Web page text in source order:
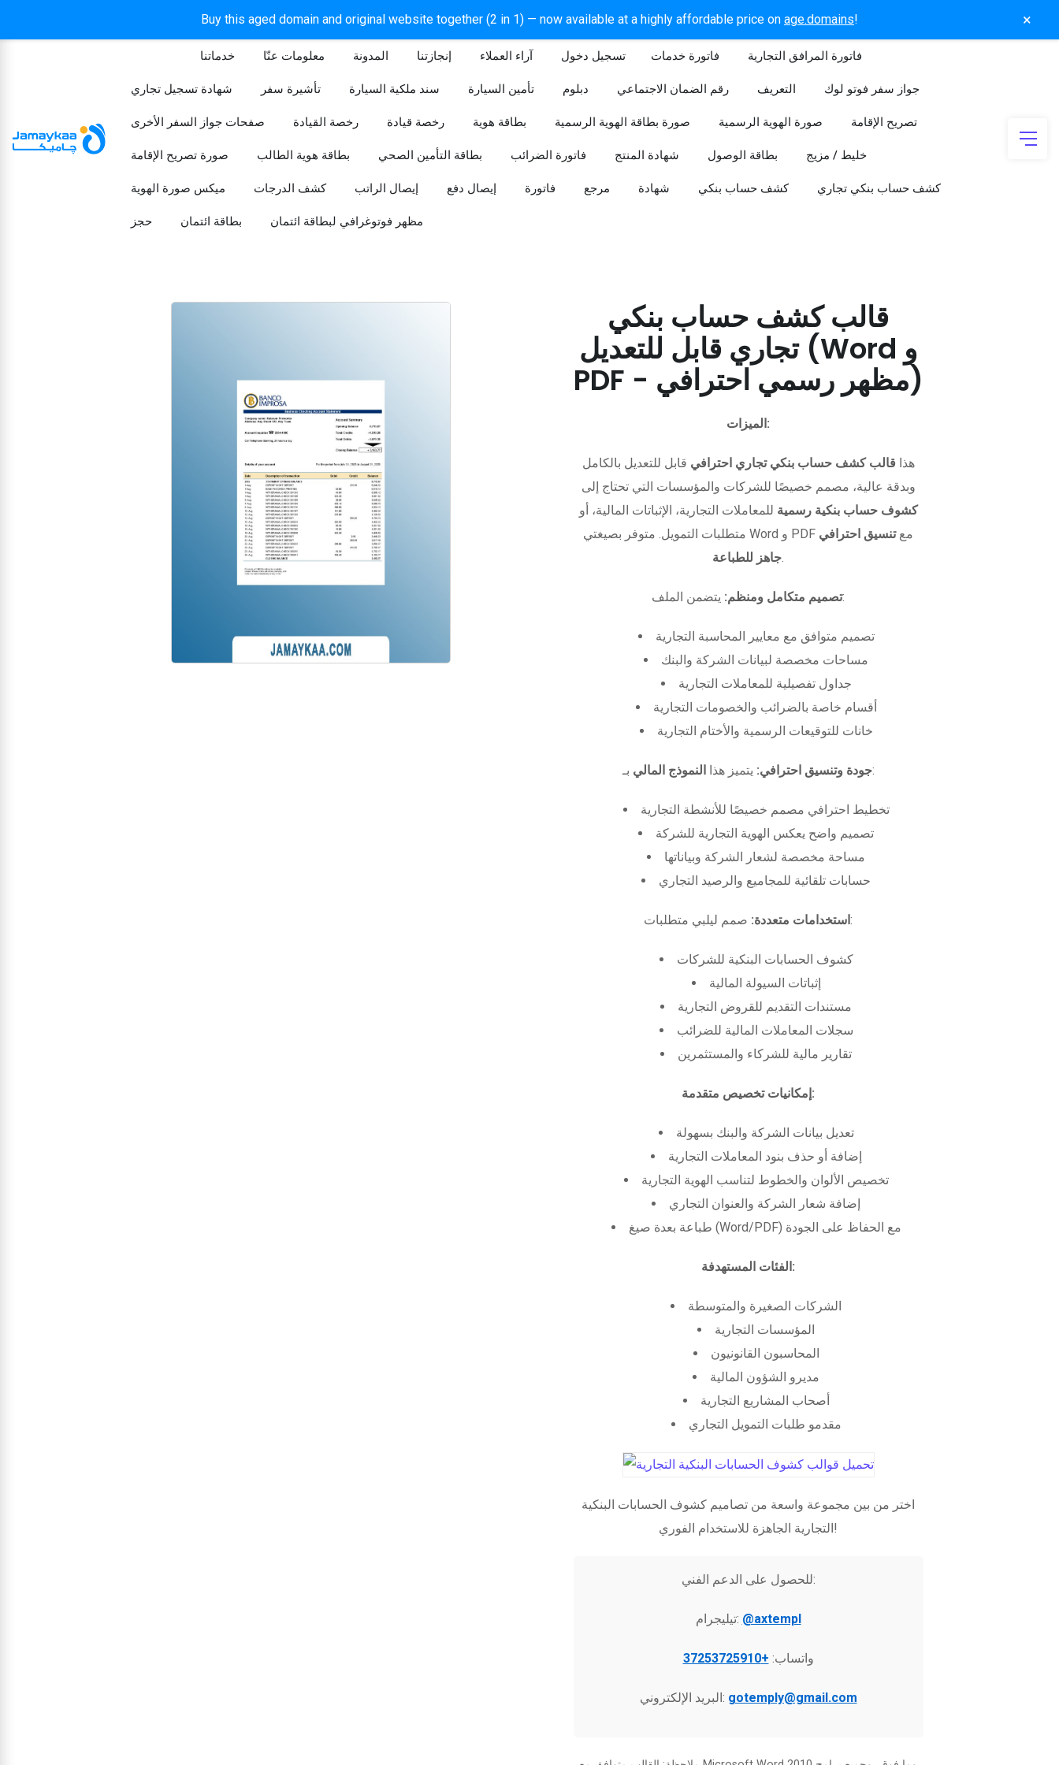
Buy this aged domain and original website together (2 in 1) — now available at a highly affordable price on age.domains! ×
خدماتنا معلومات عنّا المدونة إنجازتنا آراء العملاء تسجيل دخول​ فاتورة خدمات فاتورة المرافق التجارية
شهادة تسجيل تجاري تأشيرة سفر سند ملكية السيارة تأمين السيارة دبلوم رقم الضمان الاجتماعي التعريف جواز سفر فوتو لوك
صفحات جواز السفر الأخرى رخصة القيادة رخصة قيادة بطاقة هوية صورة بطاقة الهوية الرسمية صورة الهوية الرسمية تصريح الإقامة
صورة تصريح الإقامة بطاقة هوية الطالب بطاقة التأمين الصحي فاتورة الضرائب شهادة المنتج بطاقة الوصول خليط / مزيج
ميكس صورة الهوية كشف الدرجات إيصال الراتب إيصال دفع فاتورة مرجع شهادة كشف حساب بنكي كشف حساب بنكي تجاري
حجز بطاقة ائتمان مظهر فوتوغرافي لبطاقة ائتمان
قالب كشف حساب بنكي
تجاري قابل للتعديل (Word و
PDF - مظهر رسمي احترافي)
الميزات:
هذا قالب كشف حساب بنكي تجاري احترافي قابل للتعديل بالكامل
وبدقة عالية، مصمم خصيصًا للشركات والمؤسسات التي تحتاج إلى
كشوف حساب بنكية رسمية للمعاملات التجارية، الإثباتات المالية، أو
متطلبات التمويل. متوفر بصيغتي Word و PDF معتنسيق احترافي
جاهز للطباعة.
تصميم متكامل ومنظم:يتضمن الملف:
تصميم متوافق مع معايير المحاسبة التجارية
مساحات مخصصة لبيانات الشركة والبنك
جداول تفصيلية للمعاملات التجارية
أقسام خاصة بالضرائب والخصومات التجارية
خانات للتوقيعات الرسمية والأختام التجارية
جودة وتنسيق احترافي: يتميز هذا النموذج المالي بـ:
تخطيط احترافي مصمم خصيصًا للأنشطة التجارية
تصميم واضح يعكس الهوية التجارية للشركة
مساحة مخصصة لشعار الشركة وبياناتها
حسابات تلقائية للمجاميع والرصيد التجاري
استخدامات متعددة:صمم ليلبي متطلبات:
كشوف الحسابات البنكية للشركات
إثباتات السيولة المالية
مستندات التقديم للقروض التجارية
سجلات المعاملات المالية للضرائب
تقارير مالية للشركاء والمستثمرين
إمكانيات تخصيص متقدمة:
تعديل بيانات الشركة والبنك بسهولة
إضافة أو حذف بنود المعاملات التجارية
تخصيص الألوان والخطوط لتناسب الهوية التجارية
إضافة شعار الشركة والعنوان التجاري
طباعة بعدة صيغ (Word/PDF) مع الحفاظ على الجودة
الفئات المستهدفة:
الشركات الصغيرة والمتوسطة
المؤسسات التجارية
المحاسبون القانونيون
مديرو الشؤون المالية
أصحاب المشاريع التجارية
مقدمو طلبات التمويل التجاري
اختر من بين مجموعة واسعة من تصاميم كشوف الحسابات البنكية
التجارية الجاهزة للاستخدام الفوري!
للحصول على الدعم الفني:
تيليجرام: @axtempl
واتساب: +37253725910
البريد الإلكتروني: gotemply@gmail.com